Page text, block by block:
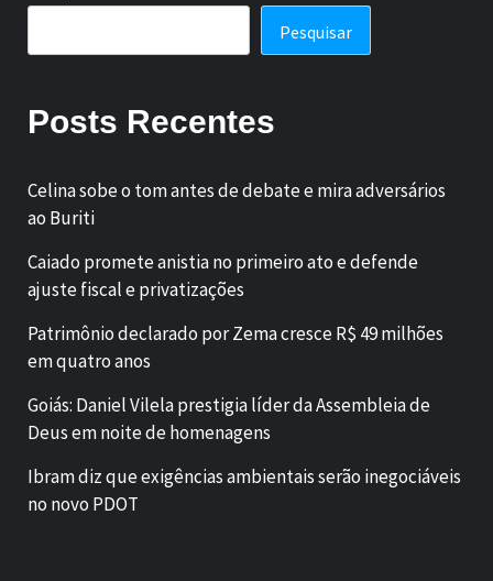
Pesquisar
Posts Recentes
Celina sobe o tom antes de debate e mira adversários
ao Buriti
Caiado promete anistia no primeiro ato e defende
ajuste fiscal e privatizações
Patrimônio declarado por Zema cresce R$ 49 milhões
em quatro anos
Goiás: Daniel Vilela prestigia líder da Assembleia de
Deus em noite de homenagens
Ibram diz que exigências ambientais serão inegociáveis
no novo PDOT